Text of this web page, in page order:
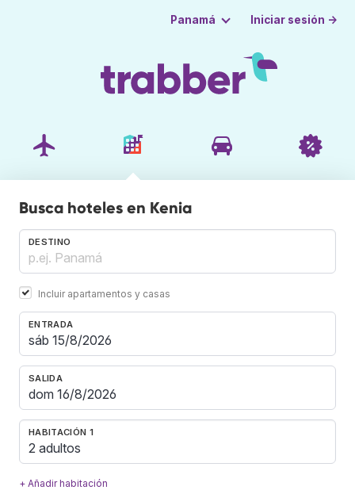
Panamá Iniciar sesión →
Busca hoteles en Kenia
DESTINO
Incluir apartamentos y casas
ENTRADA
SALIDA
HABITACIÓN 1
2 adultos
+ Añadir habitación